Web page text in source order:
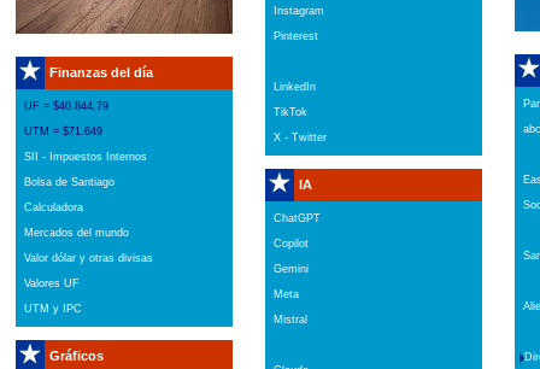
Finanzas del día
UF = $40.844,79
UTM = $71.649
SII - Impuestos Internos
Bolsa de Santiago
Calculadora
Mercados del mundo
Valor dólar y otras divisas
Valores UF
UTM y IPC
Gráficos
Instagram
Pinterest
LinkedIn
TikTok
X - Twitter
IA
ChatGPT
Copilot
Gemini
Meta
Mistral